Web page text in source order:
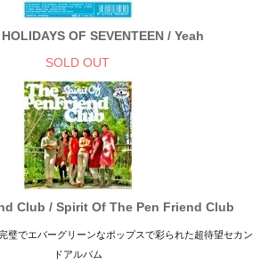
HOLIDAYS OF SEVENTEEN / Yeah
SOLD OUT
Club / Spirit Of The Pen Friend Club
璧でエバーグリーンなポップスで彩られた超待望セカン
ドアルバム